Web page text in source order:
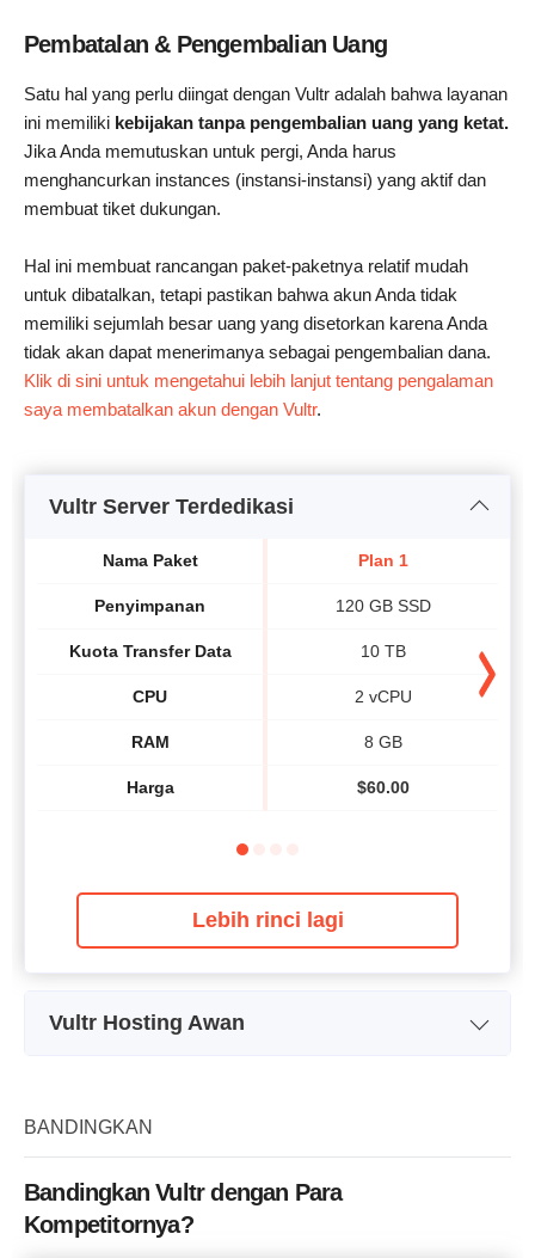
Pembatalan & Pengembalian Uang
Satu hal yang perlu diingat dengan Vultr adalah bahwa layanan
ini memiliki kebijakan tanpa pengembalian uang yang ketat.
Jika Anda memutuskan untuk pergi, Anda harus
menghancurkan instances (instansi-instansi) yang aktif dan
membuat tiket dukungan.
Hal ini membuat rancangan paket-paketnya relatif mudah
untuk dibatalkan, tetapi pastikan bahwa akun Anda tidak
memiliki sejumlah besar uang yang disetorkan karena Anda
tidak akan dapat menerimanya sebagai pengembalian dana.
Klik di sini untuk mengetahui lebih lanjut tentang pengalaman
saya membatalkan akun dengan Vultr.
Vultr Server Terdedikasi
Nama Paket
Penyimpanan
Kuota Transfer Data
CPU
RAM
Harga
Plan 1
120 GB SSD
10 TB
2 vCPU
8 GB
$60.00
Lebih rinci lagi
Vultr Hosting Awan
Penyimpanan
BANDINGKAN
Bandingkan Vultr dengan Para
Kompetitornya?